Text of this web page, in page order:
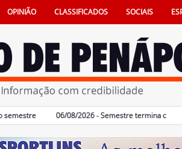
OPINIÃO CLASSIFICADOS SOCIAIS
06/08/2026 - Semestre termina com 617